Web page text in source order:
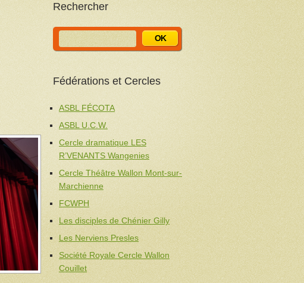
Rechercher
Fédérations et Cercles
ASBL FÉCOTA
ASBL U.C.W.
Cercle dramatique LES
R’VENANTS Wangenies
Cercle Théâtre Wallon Mont-sur-
Marchienne
FCWPH
Les disciples de Chénier Gilly
Les Nerviens Presles
Société Royale Cercle Wallon
Couillet